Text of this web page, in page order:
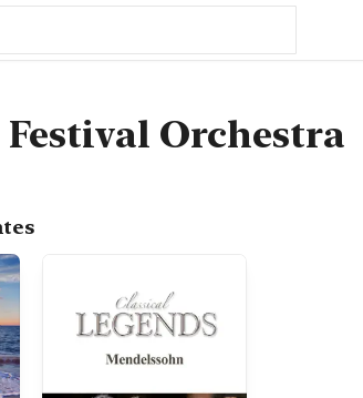
Festival Orchestra